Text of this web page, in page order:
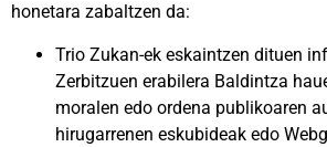
honetara zabaltzen da:
Trio Zukan-ek eskaintzen dituen
Zerbitzuen erabilera Baldintza
moralen edo ordena publikoaren
hirugarrenen eskubideak edo